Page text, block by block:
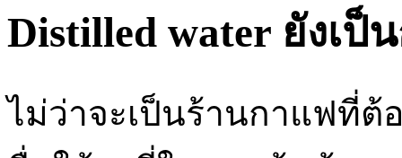
Distilled water ยังเ
ไม่ว่าจะเป็นร้านกาแฟที่ต้